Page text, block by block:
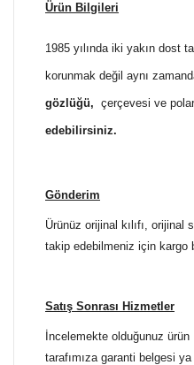
Ürün Bilgileri
1985 yılında iki yakın dost
korunmak değil aynı
gözlüğü, çerçevesi ve
edebilirsiniz.
Gönderim
Ürünüz orijinal kılıfı,
takip edebilmeniz için kargo
Satış Sonrası Hizmetler
İncelemekte olduğunuz
tarafımıza garanti belgesi